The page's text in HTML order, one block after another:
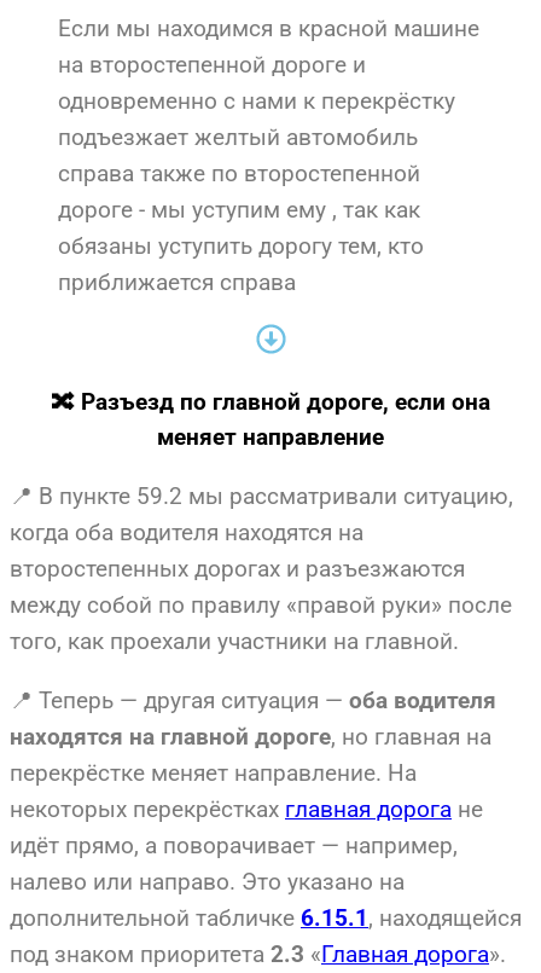
Если мы находимся в красной машине
на второстепенной дороге и
одновременно с нами к перекрёстку
подъезжает желтый автомобиль
справа также по второстепенной
дороге - мы уступим ему , так как
обязаны уступить дорогу тем, кто
приближается справа
🔀 Разъезд по главной дороге, если она
меняет направление
📍 В пункте 59.2 мы рассматривали ситуацию,
когда оба водителя находятся на
второстепенных дорогах и разъезжаются
между собой по правилу «правой руки» после
того, как проехали участники на главной.
📍 Теперь — другая ситуация — оба водителя
находятся на главной дороге, но главная на
перекрёстке меняет направление. На
некоторых перекрёстках главная дорога не
идёт прямо, а поворачивает — например,
налево или направо. Это указано на
дополнительной табличке 6.15.1 , находящейся
под знаком приоритета 2.3 «Главная дорога».